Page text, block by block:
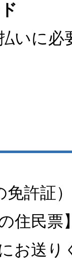
いに必
免許証
住民票
お送り